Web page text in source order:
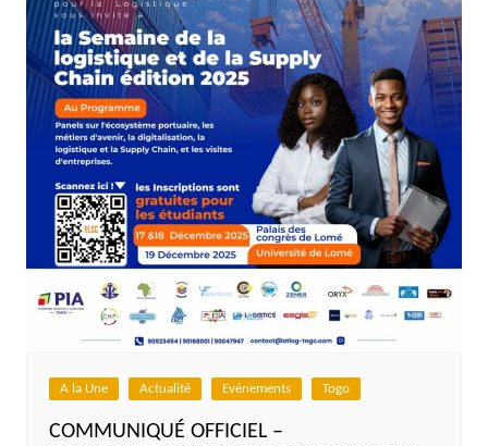
A la Une Actualité Evénements Togo
COMMUNIQUÉ OFFICIEL –